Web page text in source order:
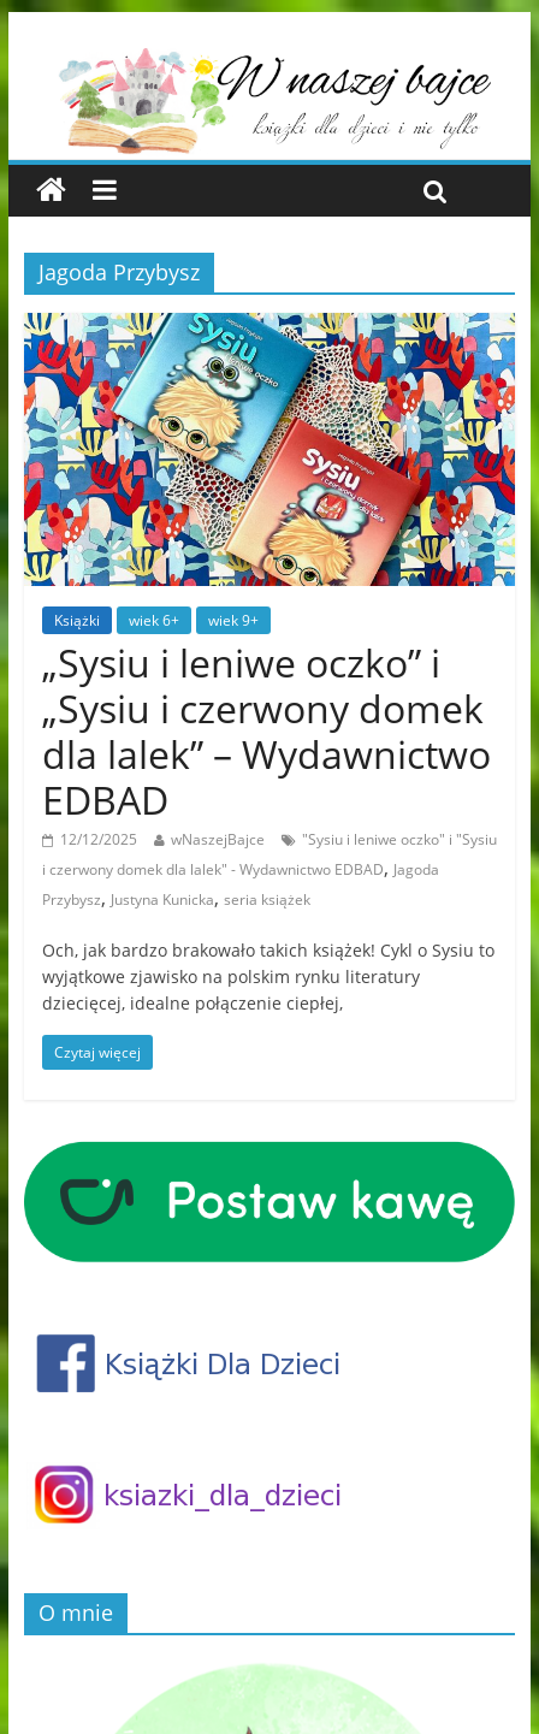
Jagoda Przybysz
Książki wiek 6+ wiek 9+
„Sysiu i leniwe oczko” i
„Sysiu i czerwony domek
dla lalek” – Wydawnictwo
EDBAD
12/12/2025 wNaszejBajce
"Sysiu i leniwe oczko" i "Sysiu
i czerwony domek dla lalek" - Wydawnictwo EDBAD, Jagoda
Przybysz, Justyna Kunicka, seria książek
Och, jak bardzo brakowało takich książek! Cykl o Sysiu to
wyjątkowe zjawisko na polskim rynku literatury
dziecięcej, idealne połączenie ciepłej,
Czytaj więcej
O mnie